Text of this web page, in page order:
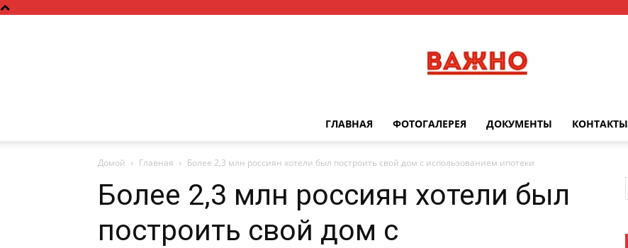
Важно
ГЛАВНАЯ ФОТОГАЛЕРЕЯ ДОКУМЕНТЫ КОНТАКТЫ
Домой Главная Более 2,3 млн россиян хотели был построить свой дом с использованием ипотеки
Более 2,3 млн россиян хотели был
построить свой дом с